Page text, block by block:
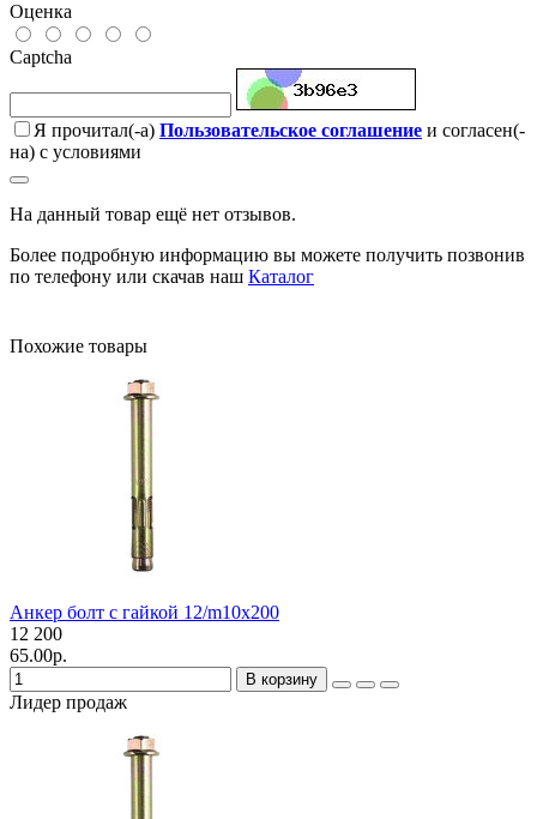
Оценка
Captcha
Я прочитал(-а) Пользовательское соглашение и согласен(-
на) с условиями
На данный товар ещё нет отзывов.
Более подробную информацию вы можете получить позвонив
по телефону или скачав наш Каталог
Похожие товары
Анкер болт с гайкой 12/m10х200
12 200
65.00р.
В корзину
Лидер продаж